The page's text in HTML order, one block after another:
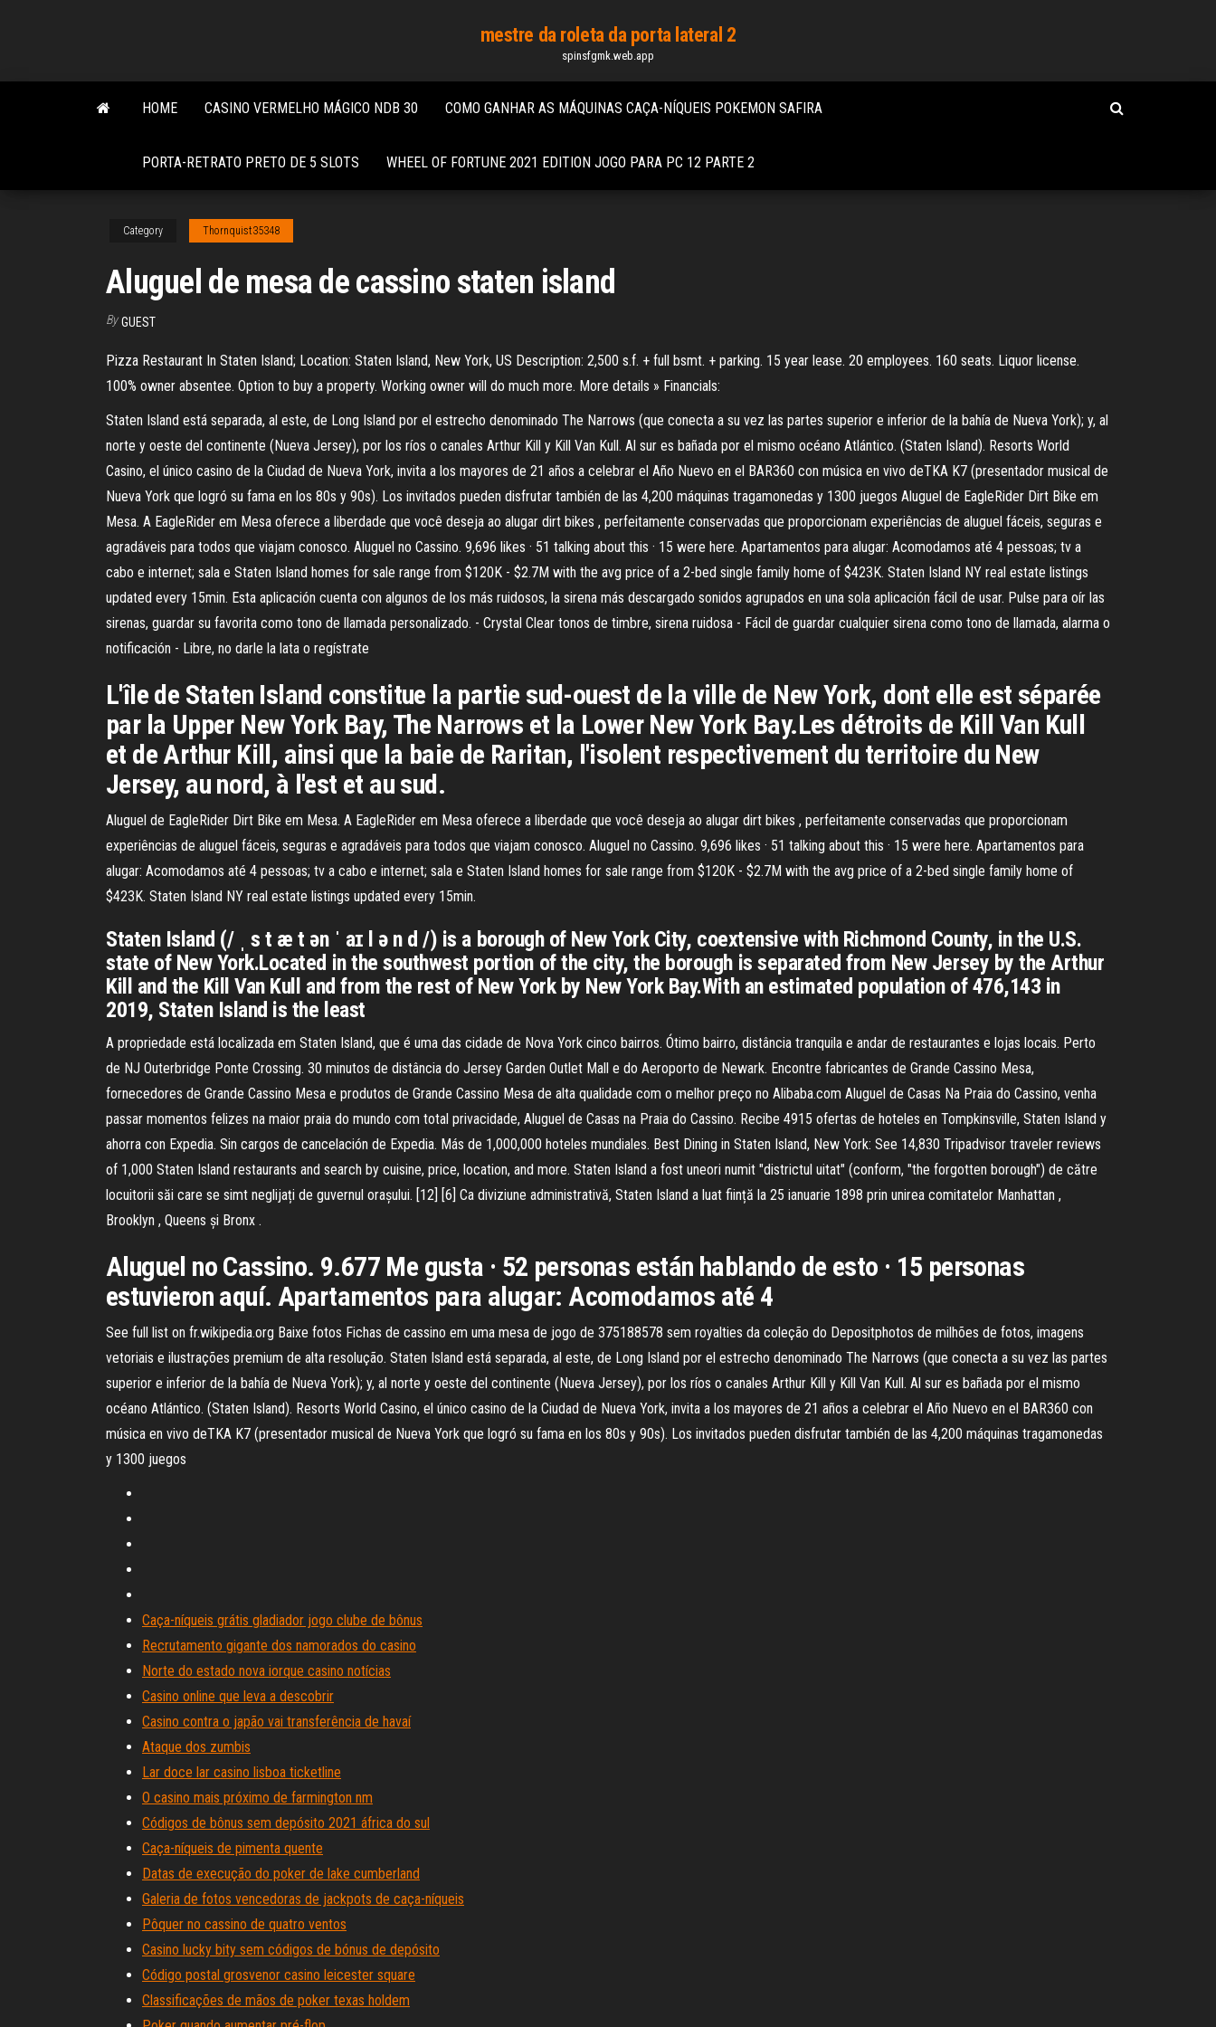
content
mestre da roleta da porta lateral 2
spinsfgmk.web.app
HOME CASINO VERMELHO MÁGICO NDB 30 COMO GANHAR AS MÁQUINAS CAÇA-NÍQUEIS POKEMON SAFIRA
PORTA-RETRATO PRETO DE 5 SLOTS WHEEL OF FORTUNE 2021 EDITION JOGO PARA PC 12 PARTE 2
Category Thornquist35348
Aluguel de mesa de cassino staten island
By GUEST
Pizza Restaurant In Staten Island; Location: Staten Island, New York, US Description: 2,500 s.f. + full bsmt. + parking. 15 year lease. 20 employees. 160 seats. Liquor license.
100% owner absentee. Option to buy a property. Working owner will do much more. More details » Financials:
Staten Island está separada, al este, de Long Island por el estrecho denominado The Narrows (que conecta a su vez las partes superior e inferior de la bahía de Nueva York); y, al
norte y oeste del continente (Nueva Jersey), por los ríos o canales Arthur Kill y Kill Van Kull. Al sur es bañada por el mismo océano Atlántico. (Staten Island). Resorts World
Casino, el único casino de la Ciudad de Nueva York, invita a los mayores de 21 años a celebrar el Año Nuevo en el BAR360 con música en vivo deTKA K7 (presentador musical de
Nueva York que logró su fama en los 80s y 90s). Los invitados pueden disfrutar también de las 4,200 máquinas tragamonedas y 1300 juegos Aluguel de EagleRider Dirt Bike em
Mesa. A EagleRider em Mesa oferece a liberdade que você deseja ao alugar dirt bikes , perfeitamente conservadas que proporcionam experiências de aluguel fáceis, seguras e
agradáveis para todos que viajam conosco. Aluguel no Cassino. 9,696 likes · 51 talking about this · 15 were here. Apartamentos para alugar: Acomodamos até 4 pessoas; tv a
cabo e internet; sala e Staten Island homes for sale range from $120K - $2.7M with the avg price of a 2-bed single family home of $423K. Staten Island NY real estate listings
updated every 15min. Esta aplicación cuenta con algunos de los más ruidosos, la sirena más descargado sonidos agrupados en una sola aplicación fácil de usar. Pulse para oír las
sirenas, guardar su favorita como tono de llamada personalizado. - Crystal Clear tonos de timbre, sirena ruidosa - Fácil de guardar cualquier sirena como tono de llamada, alarma o
notificación - Libre, no darle la lata o regístrate
L'île de Staten Island constitue la partie sud-ouest de la ville de New York, dont elle est séparée
par la Upper New York Bay, The Narrows et la Lower New York Bay.Les détroits de Kill Van Kull
et de Arthur Kill, ainsi que la baie de Raritan, l'isolent respectivement du territoire du New
Jersey, au nord, à l'est et au sud.
Aluguel de EagleRider Dirt Bike em Mesa. A EagleRider em Mesa oferece a liberdade que você deseja ao alugar dirt bikes , perfeitamente conservadas que proporcionam
experiências de aluguel fáceis, seguras e agradáveis para todos que viajam conosco. Aluguel no Cassino. 9,696 likes · 51 talking about this · 15 were here. Apartamentos para
alugar: Acomodamos até 4 pessoas; tv a cabo e internet; sala e Staten Island homes for sale range from $120K - $2.7M with the avg price of a 2-bed single family home of
$423K. Staten Island NY real estate listings updated every 15min.
Staten Island (/ ˌ s t æ t ən ˈ aɪ l ə n d /) is a borough of New York City, coextensive with Richmond County, in the U.S.
state of New York.Located in the southwest portion of the city, the borough is separated from New Jersey by the Arthur
Kill and the Kill Van Kull and from the rest of New York by New York Bay.With an estimated population of 476,143 in
2019, Staten Island is the least
A propriedade está localizada em Staten Island, que é uma das cidade de Nova York cinco bairros. Ótimo bairro, distância tranquila e andar de restaurantes e lojas locais. Perto
de NJ Outerbridge Ponte Crossing. 30 minutos de distância do Jersey Garden Outlet Mall e do Aeroporto de Newark. Encontre fabricantes de Grande Cassino Mesa,
fornecedores de Grande Cassino Mesa e produtos de Grande Cassino Mesa de alta qualidade com o melhor preço no Alibaba.com Aluguel de Casas Na Praia do Cassino, venha
passar momentos felizes na maior praia do mundo com total privacidade, Aluguel de Casas na Praia do Cassino. Recibe 4915 ofertas de hoteles en Tompkinsville, Staten Island y
ahorra con Expedia. Sin cargos de cancelación de Expedia. Más de 1,000,000 hoteles mundiales. Best Dining in Staten Island, New York: See 14,830 Tripadvisor traveler reviews
of 1,000 Staten Island restaurants and search by cuisine, price, location, and more. Staten Island a fost uneori numit "districtul uitat" (conform, "the forgotten borough") de către
locuitorii săi care se simt neglijați de guvernul orașului. [12] [6] Ca diviziune administrativă, Staten Island a luat ființă la 25 ianuarie 1898 prin unirea comitatelor Manhattan ,
Brooklyn , Queens și Bronx .
Aluguel no Cassino. 9.677 Me gusta · 52 personas están hablando de esto · 15 personas
estuvieron aquí. Apartamentos para alugar: Acomodamos até 4
See full list on fr.wikipedia.org Baixe fotos Fichas de cassino em uma mesa de jogo de 375188578 sem royalties da coleção do Depositphotos de milhões de fotos, imagens
vetoriais e ilustrações premium de alta resolução. Staten Island está separada, al este, de Long Island por el estrecho denominado The Narrows (que conecta a su vez las partes
superior e inferior de la bahía de Nueva York); y, al norte y oeste del continente (Nueva Jersey), por los ríos o canales Arthur Kill y Kill Van Kull. Al sur es bañada por el mismo
océano Atlántico. (Staten Island). Resorts World Casino, el único casino de la Ciudad de Nueva York, invita a los mayores de 21 años a celebrar el Año Nuevo en el BAR360 con
música en vivo deTKA K7 (presentador musical de Nueva York que logró su fama en los 80s y 90s). Los invitados pueden disfrutar también de las 4,200 máquinas tragamonedas
y 1300 juegos
Caça-níqueis grátis gladiador jogo clube de bônus
Recrutamento gigante dos namorados do casino
Norte do estado nova iorque casino notícias
Casino online que leva a descobrir
Casino contra o japão vai transferência de havaí
Ataque dos zumbis
Lar doce lar casino lisboa ticketline
O casino mais próximo de farmington nm
Códigos de bônus sem depósito 2021 áfrica do sul
Caça-níqueis de pimenta quente
Datas de execução do poker de lake cumberland
Galeria de fotos vencedoras de jackpots de caça-níqueis
Pôquer no cassino de quatro ventos
Casino lucky bity sem códigos de bónus de depósito
Código postal grosvenor casino leicester square
Classificações de mãos de poker texas holdem